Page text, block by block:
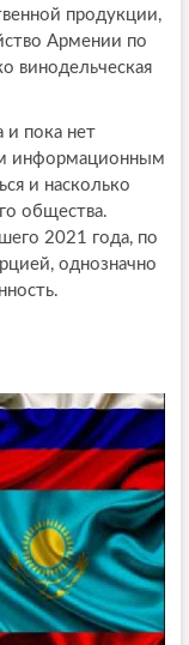
продукции,
Армении по
винодельческая
и пока нет
информационным
и насколько
общества.
2021 года, по
однозначно